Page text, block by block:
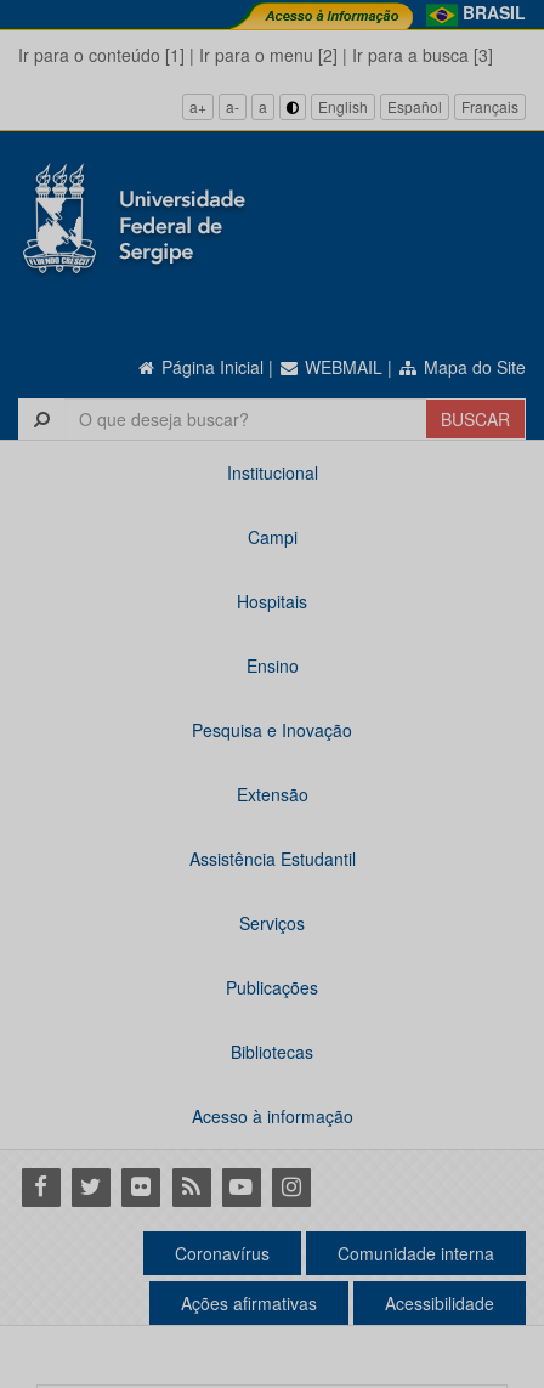
BRASIL
Ir para o conteúdo [1] | Ir para o menu [2] | Ir para a busca [3]
a+ a- a English Español Français
Página Inicial | WEBMAIL | Mapa do Site
Institucional
Campi
Hospitais
Ensino
Pesquisa e Inovação
Extensão
Assistência Estudantil
Serviços
Publicações
Bibliotecas
Acesso à informação
Facebook
Twitter Flickr RSS YoutubeInstagram
Coronavírus Comunidade interna
Ações afirmativas Acessibilidade